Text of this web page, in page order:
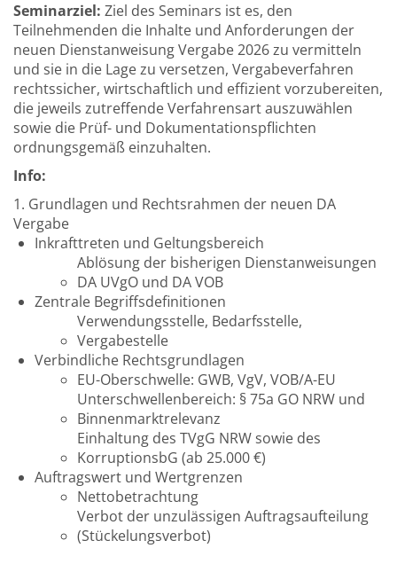
Seminarziel: Ziel des Seminars ist es, den
Teilnehmenden die Inhalte und Anforderungen der
neuen Dienstanweisung Vergabe 2026 zu vermitteln
und sie in die Lage zu versetzen, Vergabeverfahren
rechtssicher, wirtschaftlich und effizient vorzubereiten,
die jeweils zutreffende Verfahrensart auszuwählen
sowie die Prüf- und Dokumentationspflichten
ordnungsgemäß einzuhalten.
Info:
1. Grundlagen und Rechtsrahmen der neuen DA
Vergabe
Inkrafttreten und Geltungsbereich
Ablösung der bisherigen Dienstanweisungen
DA UVgO und DA VOB
Zentrale Begriffsdefinitionen
Verwendungsstelle, Bedarfsstelle,
Vergabestelle
Verbindliche Rechtsgrundlagen
EU-Oberschwelle: GWB, VgV, VOB/A-EU
Unterschwellenbereich: § 75a GO NRW und
Binnenmarktrelevanz
Einhaltung des TVgG NRW sowie des
KorruptionsbG (ab 25.000 €)
Auftragswert und Wertgrenzen
Nettobetrachtung
Verbot der unzulässigen Auftragsaufteilung
(Stückelungsverbot)